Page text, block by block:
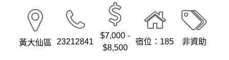
黃大仙區 23212841
$7,000 -
$8,500
宿位：185 非資助